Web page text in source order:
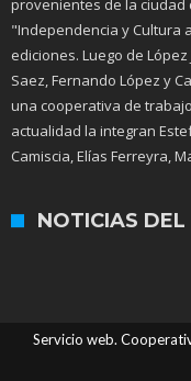
provenientes de la ciudad
"Independencia y Cultura
ediciones. Luego de
Saez, Fernando López y
una cooperativa de
actualidad la integran
Camiscia, Elías Ferreyra,
NOTICIAS
Servicio web.